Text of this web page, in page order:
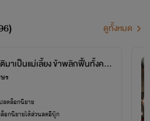
ดูทั้งหมด
มาเป็นแม่เลี้ยง ข้าพลิกฟื้นทั้งคร
เล่ม 15 (จบ+ตอนพิเศษ)
ร
ลดล็อกนิยาย
อกนิยายได้ส่วนลดอีบุ๊ก